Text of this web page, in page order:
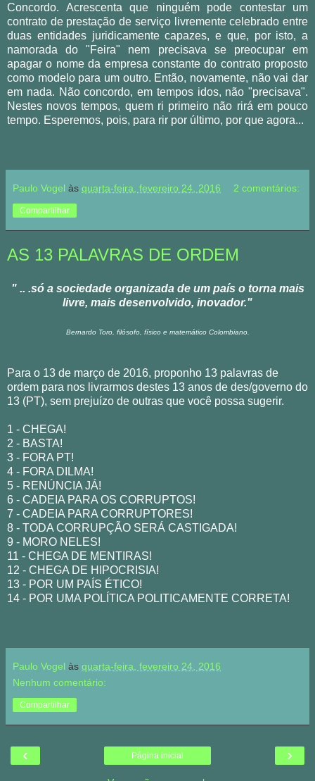
Concordo. Acrescenta que ninguém pode contestar um
contrato de prestação de serviço livremente celebrado entre
duas entidades juridicamente capazes, e que, por isto, a
namorada do "Feira" nem precisava se preocupar em
apagar o nome da empresa constante do contrato proposto
como modelo para um outro. Então, novamente, não vai dar
em nada. Não concordo, em tempos idos, não "precisava".
Nestes novos tempos, quem ri primeiro não rirá em pouco
tempo. Esperemos, pois, para rir por último, por que agora...
Paulo Vogel às quarta-feira, fevereiro 24, 2016 2 comentários:
Compartilhar
AS 13 PALAVRAS DE ORDEM
" .. .só a sociedade organizada de um país o torna mais
livre, mais desenvolvido, inovador."
Bernardo Toro, filósofo, físico e matemático Colombiano.
Para o 13 de março de 2016, proponho 13 palavras de
ordem para nos livrarmos destes 13 anos de des/governo do
13 (PT), sem prejuízo de outras que você possa sugerir.
1 - CHEGA!
2 - BASTA!
3 - FORA PT!
4 - FORA DILMA!
5 - RENÚNCIA JÁ!
6 - CADEIA PARA OS CORRUPTOS!
7 - CADEIA PARA CORRUPTORES!
8 - TODA CORRUPÇÃO SERÁ CASTIGADA!
9 - MORO NELES!
11 - CHEGA DE MENTIRAS!
12 - CHEGA DE HIPOCRISIA!
13 - POR UM PAÍS ÉTICO!
14 - POR UMA POLÍTICA POLITICAMENTE CORRETA!
Paulo Vogel às quarta-feira, fevereiro 24, 2016
Nenhum comentário:
Compartilhar
‹ ›
Página inicial